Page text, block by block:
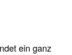
ein ganz